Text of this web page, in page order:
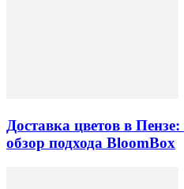
Доставка цветов в
обзор подхода BloomBox